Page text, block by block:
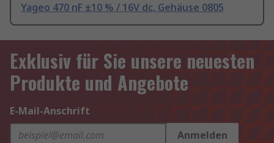
Yageo 470 nF ±10 % / 16V dc, Gehäuse 0805
Exklusiv für Sie unsere neuesten
Produkte und Angebote
E-Mail-Anschrift
Anmelden